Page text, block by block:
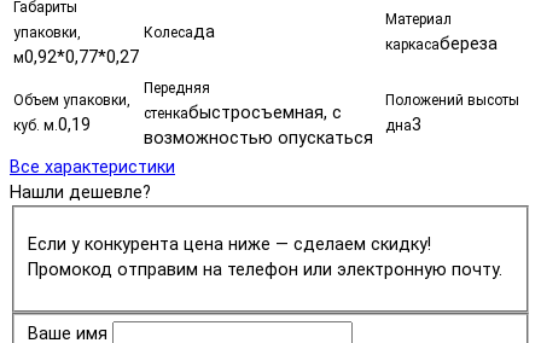
Габариты
упаковки,
м0,92*0,77*0,27
Колесада
Материал
каркасабереза
Объем упаковки,
куб. м.0,19
Передняя
стенкабыстросъемная, с
возможностью опускаться
Положений высоты
дна3
Все характеристики
Нашли дешевле?
Если у конкурента цена ниже — сделаем скидку!
Промокод отправим на телефон или электронную почту.
Ваше имя